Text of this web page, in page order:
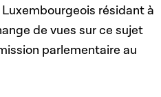
résidant à
de vues sur ce sujet
parlementaire au